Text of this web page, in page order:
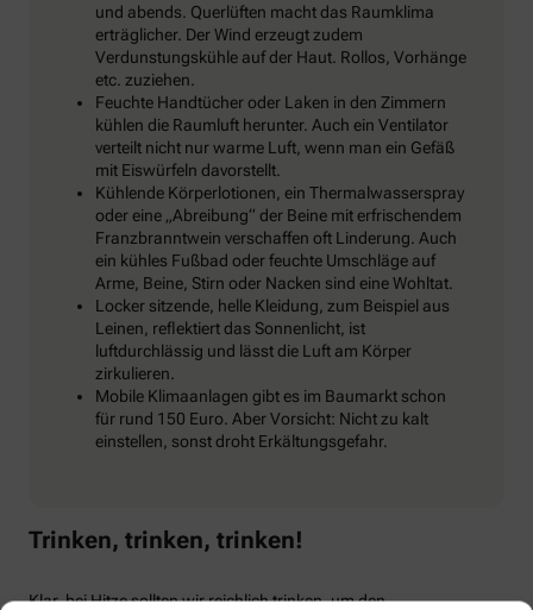
und abends. Querlüften macht das Raumklima
erträglicher. Der Wind erzeugt zudem
Verdunstungskühle auf der Haut. Rollos, Vorhänge
etc. zuziehen.
Feuchte Handtücher oder Laken in den Zimmern
kühlen die Raumluft herunter. Auch ein Ventilator
verteilt nicht nur warme Luft, wenn man ein Gefäß
mit Eiswürfeln davorstellt.
Kühlende Körperlotionen, ein Thermalwasserspray
oder eine „Abreibung“ der Beine mit erfrischendem
Franzbranntwein verschaffen oft Linderung. Auch
ein kühles Fußbad oder feuchte Umschläge auf
Arme, Beine, Stirn oder Nacken sind eine Wohltat.
Locker sitzende, helle Kleidung, zum Beispiel aus
Leinen, reflektiert das Sonnenlicht, ist
luftdurchlässig und lässt die Luft am Körper
zirkulieren.
Mobile Klimaanlagen gibt es im Baumarkt schon
für rund 150 Euro. Aber Vorsicht: Nicht zu kalt
einstellen, sonst droht Erkältungsgefahr.
Trinken, trinken, trinken!
Klar, bei Hitze sollten wir reichlich trinken, um den